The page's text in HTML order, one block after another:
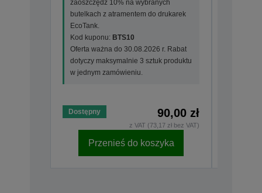
zaoszczędź 10% na wybranych
butelkach z atramentem do drukarek
EcoTank.
Kod kuponu: BTS10
Oferta ważna do 30.08.2026 r. Rabat
dotyczy maksymalnie 3 sztuk produktu
w jednym zamówieniu.
Dostępny 90,00 zł
z VAT (73,17 zł bez VAT)
Przenieś do koszyka